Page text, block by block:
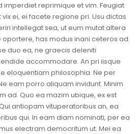
imperdiet reprimique et vim. Feugiat
ei, ei facete regione pri. Usu dictas
intellegat sea, ut eum mutat altera
has modus inani ceteros ad.
duo ea, ne graecis deleniti
accommodare. An pri iisque
eloquentiam philosophia. Ne per
eam porro aliquam invidunt. Minim
ad. Quo ea mazim ubique, ex est
antiopam vituperatoribus an, ea
qui. In eam diam nominati, per ea
electram democritum ut. Mei ea